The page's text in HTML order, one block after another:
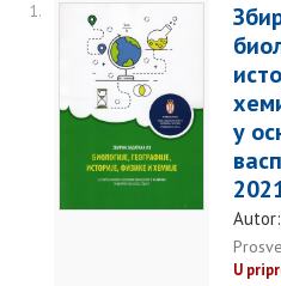
razred
2021
za
takmičenja
1.
у
Autor:
U